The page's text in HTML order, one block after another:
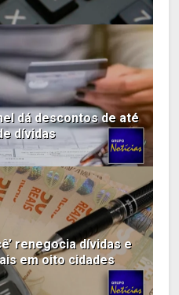
dá descontos de até
dívidas
renegocia dívidas e
em oito cidades